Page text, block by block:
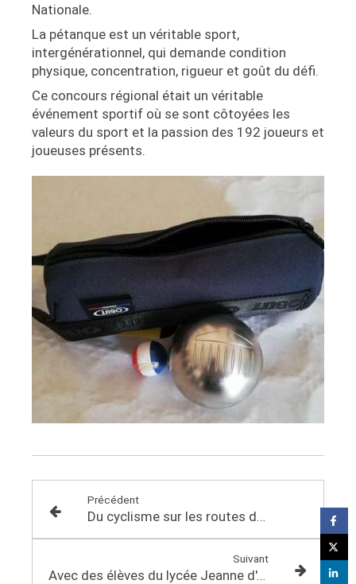
Nationale.
La pétanque est un véritable sport,
intergénérationnel, qui demande condition
physique, concentration, rigueur et goût du défi.
Ce concours régional était un véritable
événement sportif où se sont côtoyées les
valeurs du sport et la passion des 192 joueurs et
joueuses présents.
Précédent
Du cyclisme sur les routes de ma circonscription
Suivant
Avec des élèves du lycée Jeanne d'Arc-Saint-Ivy à Paris